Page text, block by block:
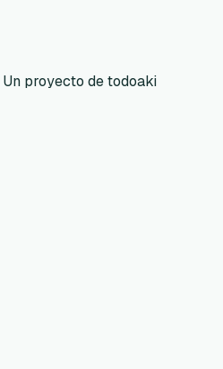
Un proyecto de todoaki